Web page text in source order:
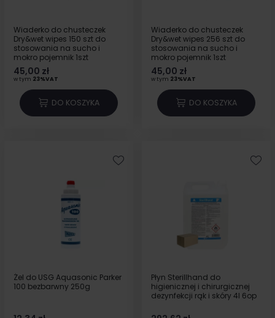
Wiaderko do chusteczek
Dry&wet wipes 150 szt do
stosowania na sucho i
mokro pojemnik 1szt
45,00 zł
w tym 23%VAT
DO KOSZYKA
Wiaderko do chusteczek
Dry&wet wipes 256 szt do
stosowania na sucho i
mokro pojemnik 1szt
45,00 zł
w tym 23%VAT
DO KOSZYKA
Żel do USG Aquasonic Parker
100 bezbarwny 250g
Płyn Sterillhand do
higienicznej i chirurgicznej
dezynfekcji rąk i skóry 4l 6op